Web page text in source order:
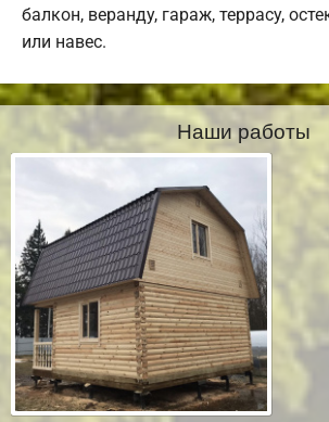
балкон, веранду, гараж, террасу,
или навес.
Наши работы